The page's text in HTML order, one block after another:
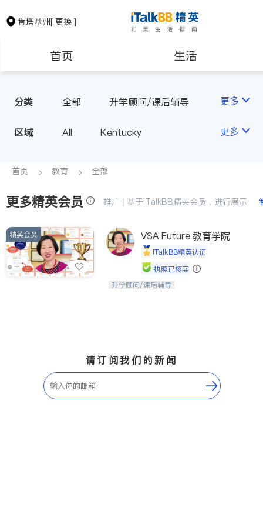
肯塔基州[ 更换 ]
首页 生活
房地产租售
教育
非盈利组织
分类 全部 升学顾问/课后辅导 更多
区域 All Kentucky 更多
首页 教育 全部
更多精英会员 推广 | 基于iTalkBB精英会员，进行展示
精英会员 VSA Future 教育学院
iTalkBB精英认证
执照已核实
孩子美好的未来始于早期能力的培养，
升学顾问/课后辅导
请订阅我们的新闻